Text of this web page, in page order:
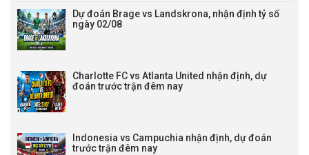
Dự đoán Brage vs Landskrona, nhận định tỷ số
ngày 02/08
Charlotte FC vs Atlanta United nhận định, dự
đoán trước trận đêm nay
Indonesia vs Campuchia nhận định, dự đoán
trước trận đêm nay